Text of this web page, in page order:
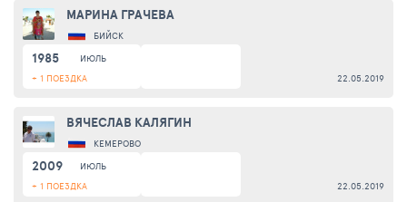
МАРИНА ГРАЧЕВА
БИЙСК
1985
ИЮЛЬ
+ 1 ПОЕЗДКА
22.05.2019
ВЯЧЕСЛАВ КАЛЯГИН
КЕМЕРОВО
2009
ИЮЛЬ
+ 1 ПОЕЗДКА
22.05.2019